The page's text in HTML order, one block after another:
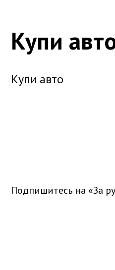
Купи
Купи авто
Подпишитесь на «За